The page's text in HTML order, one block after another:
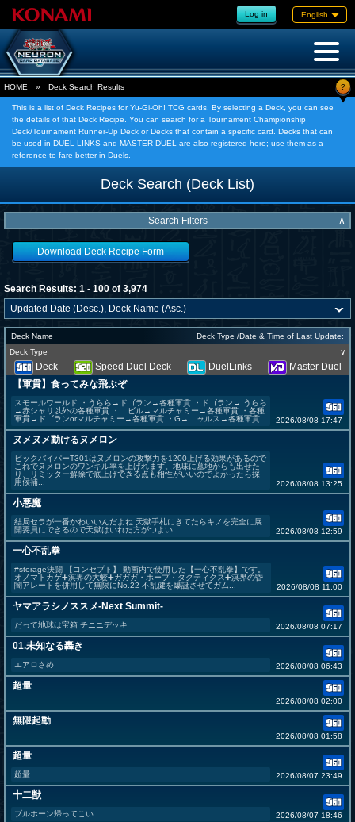
Log in English
HOME » Deck Search Results ?
This is a list of Deck Recipes for Yu-Gi-Oh! TCG cards. By selecting a Deck, you can see
the details of that Deck Recipe. You can search for a Tournament Championship
Deck/Tournament Runner-Up Deck or Decks that contain a specific card. Decks that can
be used in DUEL LINKS and MASTER DUEL are also registered here; use them as a
reference to fare better in Duels.
Deck Search (Deck List)
Search Filters ∧
Download Deck Recipe Form
Search Results: 1 - 100 of 3,974
Deck Name
Deck Type /Date & Time of Last Update:
Deck Type
∨
Deck Speed Duel Deck DuelLinks
Master Duel
【軍貫】食ってみな飛ぶぞ
スモールワールド ・うらら→ドゴラン→各種軍貫 ・ドゴラン→ うらら
→赤シャリ以外の各種軍貫 ・ニビル→マルチャミー→各種軍貫 ・各種
軍貫→ドゴランorマルチャミー→各種軍貫 ・G→ニャルス→各種軍貫...
2026/08/08 17:47
ヌメヌメ動けるヌメロン
ビックバイパーT301はヌメロンの攻撃力を1200上げる効果があるので
これでヌメロンのワンキル率を上げれます。地味に墓地からも出せた
り、リミッター解除で底上げできる点も相性がいいのでよかったら採
用候補...
2026/08/08 13:25
小悪魔
結局セラが一番かわいいんだよね 天獄手札にきてたらキノを完全に展
開要員にできるので天獄はいれた方がつよい
2026/08/08 12:59
一心不乱拳
#storage決闘 【コンセプト】 動画内で使用した【一心不乱拳】です。
オノマトカゲ➕溟界の大蛟➕ガガガ・ホープ・タクティクス➕溟界の昏
闇アレートを併用して無限にNo.22 不乱健を爆誕させてガム...
2026/08/08 11:00
ヤマアラシノススメ-Next Summit-
だって地球は宝箱 チニニデッキ 2026/08/08 07:17
01.未知なる轟き
エアロさめ 2026/08/08 06:43
超量
2026/08/08 02:00
無限起動
2026/08/08 01:58
超量
超量 2026/08/07 23:49
十二獣
ブルホーン帰ってこい 2026/08/07 18:46